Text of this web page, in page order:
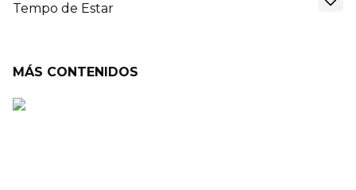
Tempo de Estar
MÁS CONTENIDOS